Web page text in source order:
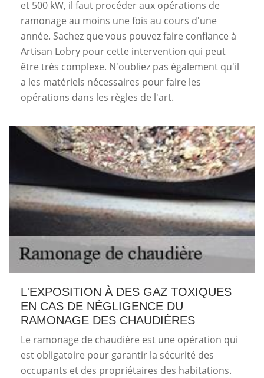
et 500 kW, il faut procéder aux opérations de
ramonage au moins une fois au cours d'une
année. Sachez que vous pouvez faire confiance à
Artisan Lobry pour cette intervention qui peut
être très complexe. N'oubliez pas également qu'il
a les matériels nécessaires pour faire les
opérations dans les règles de l'art.
L'EXPOSITION À DES GAZ TOXIQUES
EN CAS DE NÉGLIGENCE DU
RAMONAGE DES CHAUDIÈRES
Le ramonage de chaudière est une opération qui
est obligatoire pour garantir la sécurité des
occupants et des propriétaires des habitations.